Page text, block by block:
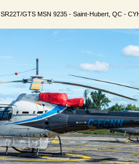
GTS MSN 9235 - Saint-Hubert, QC -